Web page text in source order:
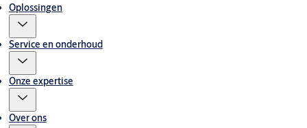
Oplossingen
Service en onderhoud
Onze expertise
Over ons